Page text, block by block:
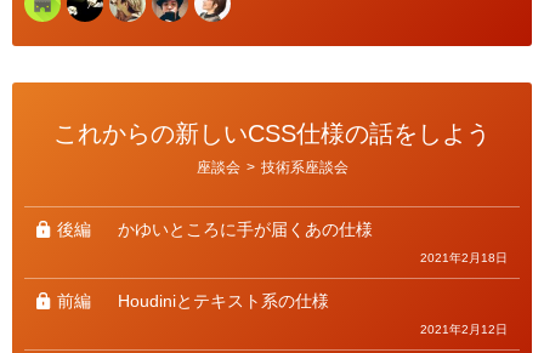
これからの新しいCSS仕様の話をしよう
リ
ー
座談会 > 技術系座談会
後編 かゆいところに手が届くあの仕様
2021年2月18日
前編 Houdiniとテキスト系の仕様
2021年2月12日